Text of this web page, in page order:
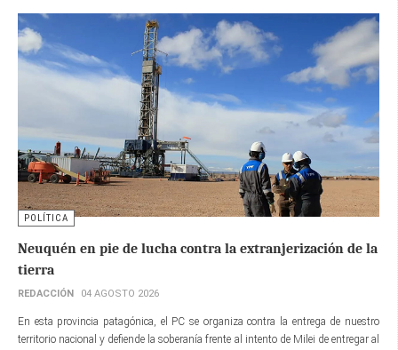
POLÍTICA
Neuquén en pie de lucha contra la extranjerización de la
tierra
REDACCIÓN 04 AGOSTO 2026
En esta provincia patagónica, el PC se organiza contra la entrega de nuestro
territorio nacional y defiende la soberanía frente al intento de Milei de entregar al